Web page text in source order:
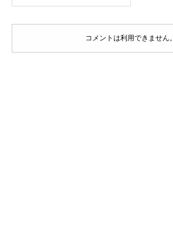
コメントは利用できません。